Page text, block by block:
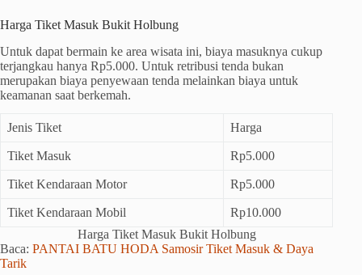
Harga Tiket Masuk Bukit Holbung
Untuk dapat bermain ke area wisata ini, biaya masuknya cukup
terjangkau hanya Rp5.000. Untuk retribusi tenda bukan
merupakan biaya penyewaan tenda melainkan biaya untuk
keamanan saat berkemah.
Jenis Tiket Harga
Tiket Masuk Rp5.000
Tiket Kendaraan Motor Rp5.000
Tiket Kendaraan Mobil
Rp10.000
Harga Tiket Masuk Bukit Holbung
Baca: PANTAI BATU HODA Samosir Tiket Masuk & Daya
Tarik